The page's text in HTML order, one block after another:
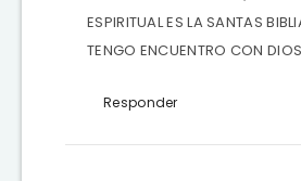
ESPIRITUAL ES LA SANTAS
TENGO ENCUENTRO CON DIOS
Responder